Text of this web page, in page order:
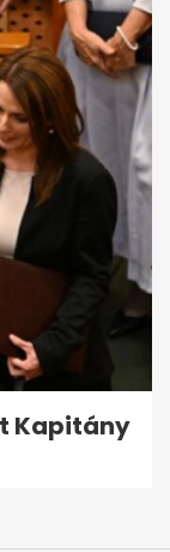
Kapitány